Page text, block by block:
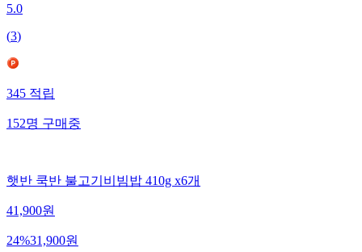
5.0
(3)
345 적립
152명 구매중
햇반 쿡반 불고기비빔밥 410g x6개
41,900원
24%31,900원